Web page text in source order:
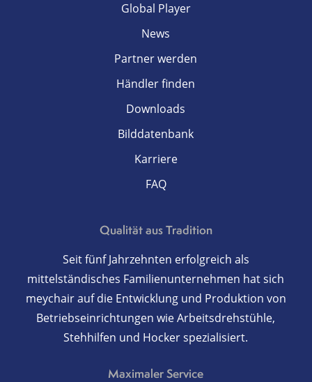
Global Player
News
Partner werden
Händler finden
Downloads
Bilddatenbank
Karriere
FAQ
Qualität aus Tradition
Seit fünf Jahrzehnten erfolgreich als
mittelständisches Familienunternehmen hat sich
meychair auf die Entwicklung und Produktion von
Betriebseinrichtungen wie Arbeitsdrehstühle,
Stehhilfen und Hocker spezialisiert.
Maximaler Service